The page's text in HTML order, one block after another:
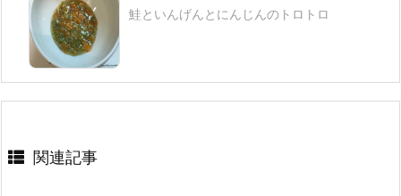
鮭といんげんとにんじんのトロトロ
関連記事